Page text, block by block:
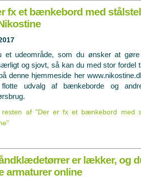
fx et bænkebord med
et udeområde, som du ønsker at
og sjovt, så kan du med stor fordel
denne hjemmeside her
flotte udvalg af bænkeborde og
af "Der er fx et bænkebord med
er lækker, og
armaturer online